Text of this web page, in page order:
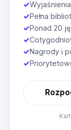
✓
✓Pełna
✓Ponad 20
✓
✓Nagrody i
✓